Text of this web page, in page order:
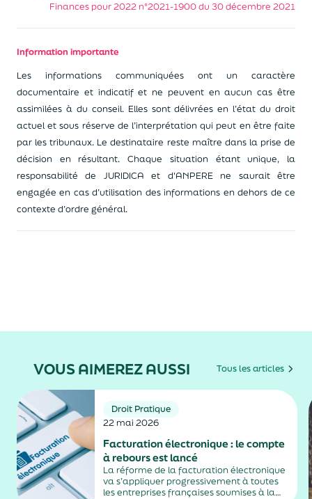
Finances pour 2022 n°2021-1900 du 30 décembre 2021
Information importante
Les informations communiquées ont un caractère
documentaire et indicatif et ne peuvent en aucun cas être
assimilées à du conseil. Elles sont délivrées en l’état du droit
actuel et sous réserve de l’interprétation qui peut en être faite
par les tribunaux. Le destinataire reste maître dans la prise de
décision en résultant. Chaque situation étant unique, la
responsabilité de JURIDICA et d'ANPERE ne saurait être
engagée en cas d’utilisation des informations en dehors de ce
contexte d’ordre général.
VOUS AIMEREZ AUSSI Tous les articles
Droit Pratique
22 mai 2026
Facturation électronique : le compte
à rebours est lancé
La réforme de la facturation électronique
va s’appliquer progressivement à toutes
les entreprises françaises soumises à la